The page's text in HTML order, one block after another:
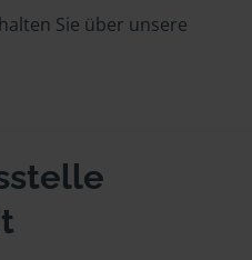
Sie über unsere